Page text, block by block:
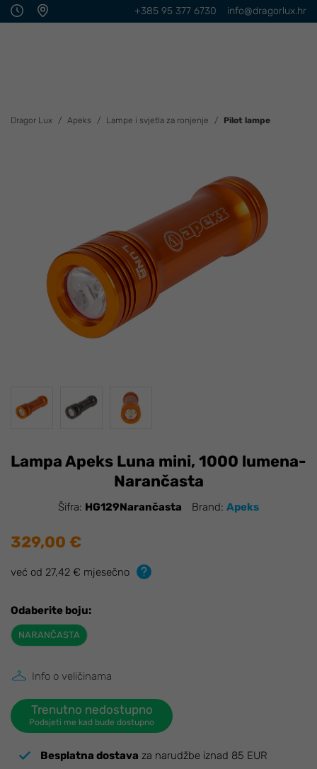
info@dragorlux.hr
+385 95 377 6730
Dragor Lux Apeks Lampe i svjetla za ronjenje Pilot lampe
Lampa Apeks Luna mini, 1000 lumena-
Narančasta
Šifra: HG129Narančasta Brand: Apeks
329,00 €
već od 27,42 € mjesečno
Odaberite boju:
NARANČASTA
Info o veličinama
Trenutno nedostupno
Podsjeti me kad bude dostupno
Besplatna dostava za narudžbe iznad 85 EUR